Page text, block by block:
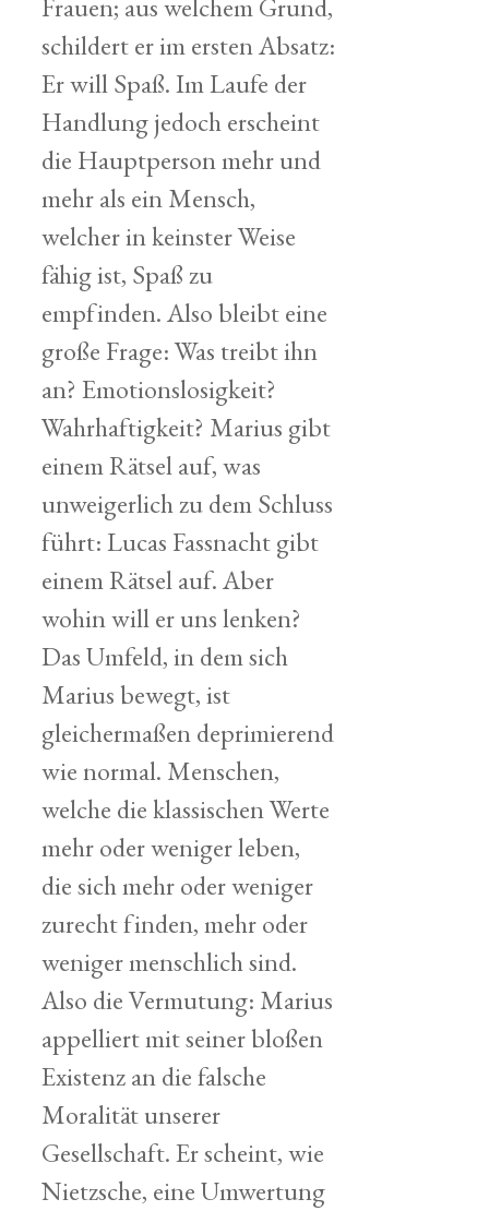
Frauen; aus welchem Grund,
schildert er im ersten Absatz:
Er will Spaß. Im Laufe der
Handlung jedoch erscheint
die Hauptperson mehr und
mehr als ein Mensch,
welcher in keinster Weise
fähig ist, Spaß zu
empfinden. Also bleibt eine
große Frage: Was treibt ihn
an? Emotionslosigkeit?
Wahrhaftigkeit? Marius gibt
einem Rätsel auf, was
unweigerlich zu dem Schluss
führt: Lucas Fassnacht gibt
einem Rätsel auf. Aber
wohin will er uns lenken?
Das Umfeld, in dem sich
Marius bewegt, ist
gleichermaßen deprimierend
wie normal. Menschen,
welche die klassischen Werte
mehr oder weniger leben,
die sich mehr oder weniger
zurecht finden, mehr oder
weniger menschlich sind.
Also die Vermutung: Marius
appelliert mit seiner bloßen
Existenz an die falsche
Moralität unserer
Gesellschaft. Er scheint, wie
Nietzsche, eine Umwertung